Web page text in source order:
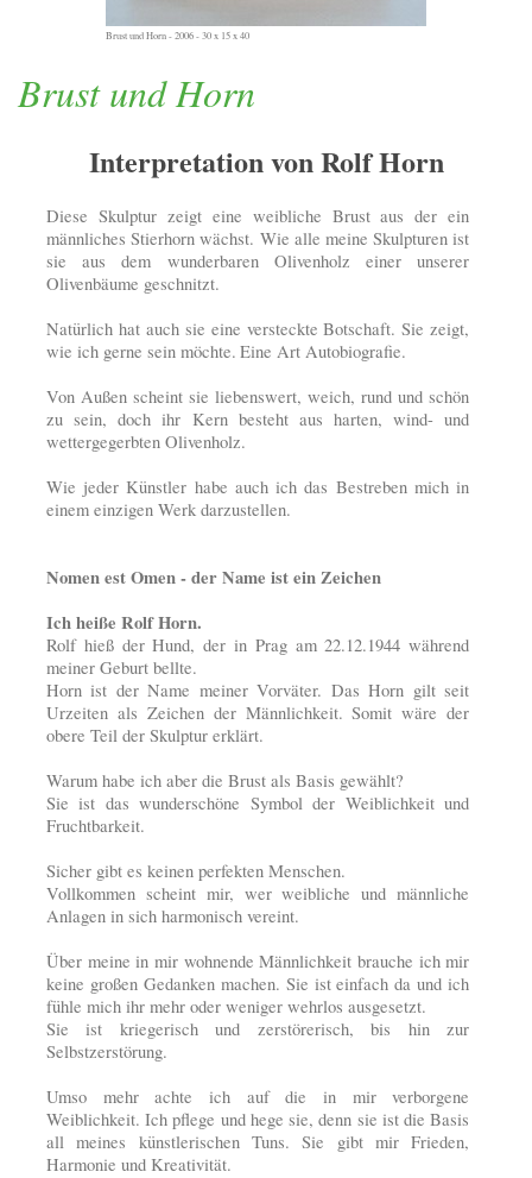
Brust und Horn - 2006 - 30 x 15 x 40
Brust und Horn
Interpretation von Rolf Horn
Diese Skulptur zeigt eine weibliche Brust aus der ein
männliches Stierhorn wächst.Wie alle meine Skulpturen ist
sie aus dem wunderbaren Olivenholz einer unserer
Olivenbäume geschnitzt.
Natürlich hat auch sie eine versteckte Botschaft. Sie zeigt,
wie ich gerne sein möchte. Eine Art Autobiografie.
Von Außen scheint sie liebenswert, weich, rund und schön
zu sein, doch ihr Kern besteht aus harten, wind- und
wettergegerbten Olivenholz.
Wie jeder Künstler habe auch ich das Bestreben mich in
einem einzigen Werk darzustellen.
Nomen est Omen -der Name ist ein Zeichen
Ich heiße Rolf Horn.
Rolf hieß der Hund, der in Prag am 22.12.1944 während
meiner Geburt bellte.
Horn ist der Name meiner Vorväter. Das Horn gilt seit
Urzeiten als Zeichen der Männlichkeit. Somit wäre der
obere Teil der Skulptur erklärt.
Warum habe ich aber die Brust als Basis gewählt?
Sie ist das wunderschöne Symbol der Weiblichkeit und
Fruchtbarkeit.
Sicher gibt es keinen perfekten Menschen.
Vollkommen scheint mir, wer weibliche und männliche
Anlagen in sich harmonisch vereint.
Über meine in mir wohnende Männlichkeit brauche ich mir
keine großen Gedanken machen. Sie ist einfach da und ich
fühle mich ihr mehr oder weniger wehrlos ausgesetzt.
Sie ist kriegerisch und zerstörerisch, bis hin zur
Selbstzerstörung.
Umso mehr achte ich auf die in mir verborgene
Weiblichkeit. Ich pflege und hege sie, denn sie ist die Basis
all meines künstlerischen Tuns. Sie gibt mir Frieden,
Harmonie und Kreativität.